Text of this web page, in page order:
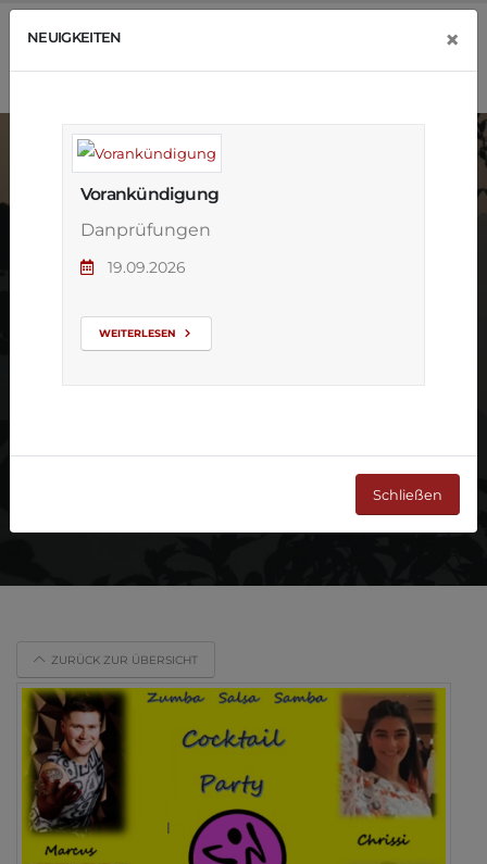
NEUIGKEITEN ×
Vorankündigung
Danprüfungen
19.09.2026
WEITERLESEN
Schließen
Sumba Salsa
Samba
ZURÜCK ZUR ÜBERSICHT